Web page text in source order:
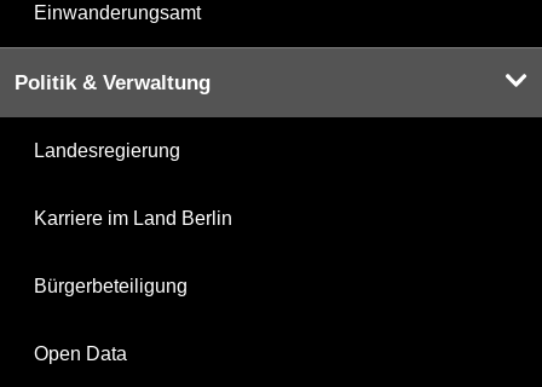
Einwanderungsamt
Politik & Verwaltung
Landesregierung
Karriere im Land Berlin
Bürgerbeteiligung
Open Data